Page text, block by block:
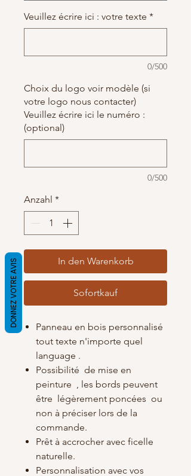
Veuillez écrire ici : votre texte *
0/500
Choix du logo voir modèle (si
votre logo nous contacter)
Veuillez écrire ici le numéro :
(optional)
0/500
Anzahl *
In den Warenkorb
Sofortkauf
Panneau en bois personnalisé
tout texte n'importe quel
language .
Possibilité de mise en
peinture , les bords peuvent
être légèrement poncées ou
non à préciser lors de la
commande.
Prêt à accrocher avec ficelle
naturelle.
Personnalisation avec vos
DONNEZ VOTRE AVIS